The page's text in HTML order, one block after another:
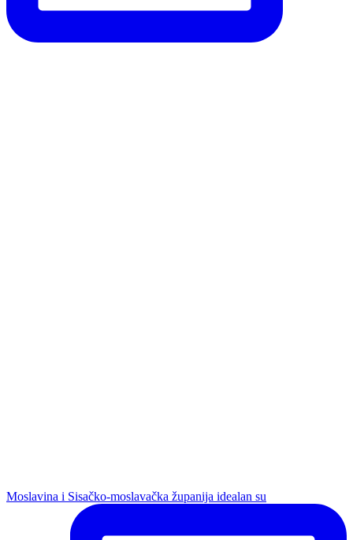
Moslavina i Sisačko-moslavačka županija idealan su